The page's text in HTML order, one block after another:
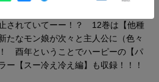
されていてーー！？ 12巻は【他種
たなモン娘が次々と主人公に（色々
酉年ということでハーピーの【パ
【スー冷え冷え編】も収録！！！